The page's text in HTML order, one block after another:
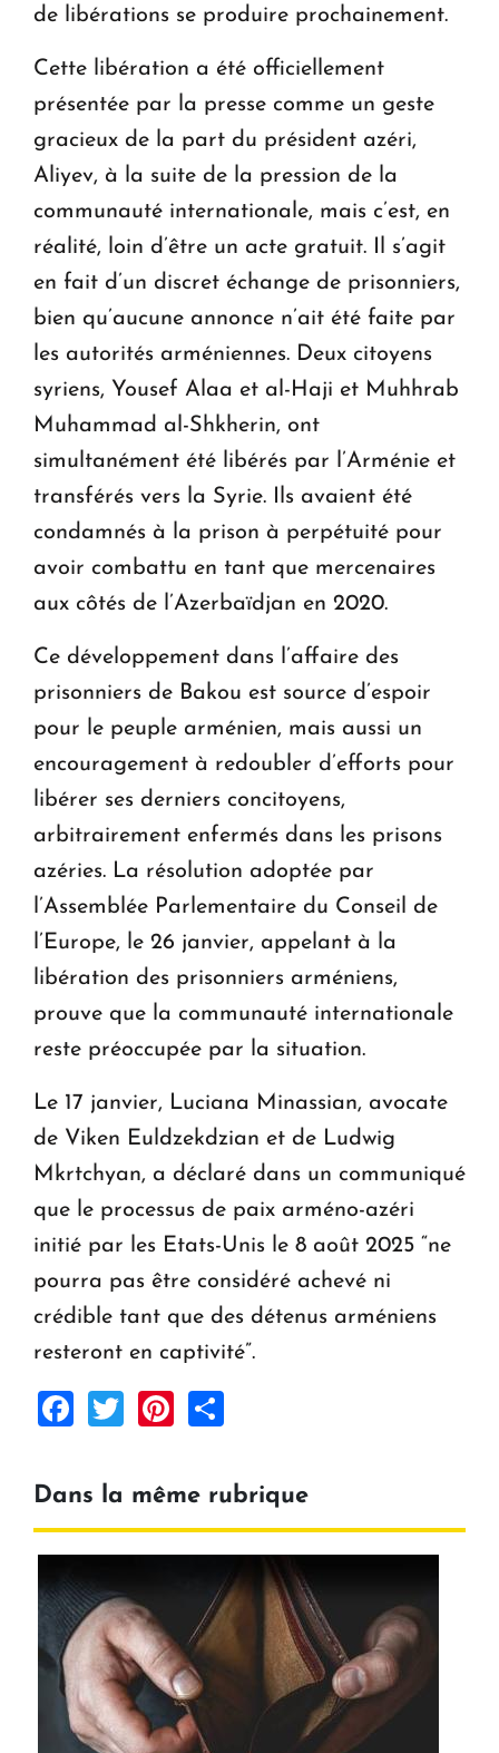
de libérations se produire prochainement.
Cette libération a été officiellement
présentée par la presse comme un geste
gracieux de la part du président azéri,
Aliyev, à la suite de la pression de la
communauté internationale, mais c’est, en
réalité, loin d’être un acte gratuit. Il s’agit
en fait d’un discret échange de prisonniers,
bien qu’aucune annonce n’ait été faite par
les autorités arméniennes. Deux citoyens
syriens, Yousef Alaa et al-Haji et Muhhrab
Muhammad al-Shkherin, ont
simultanément été libérés par l’Arménie et
transférés vers la Syrie. Ils avaient été
condamnés à la prison à perpétuité pour
avoir combattu en tant que mercenaires
aux côtés de l’Azerbaïdjan en 2020.
Ce développement dans l’affaire des
prisonniers de Bakou est source d’espoir
pour le peuple arménien, mais aussi un
encouragement à redoubler d’efforts pour
libérer ses derniers concitoyens,
arbitrairement enfermés dans les prisons
azéries. La résolution adoptée par
l’Assemblée Parlementaire du Conseil de
l’Europe, le 26 janvier, appelant à la
libération des prisonniers arméniens,
prouve que la communauté internationale
reste préoccupée par la situation.
Le 17 janvier, Luciana Minassian, avocate
de Viken Euldzekdzian et de Ludwig
Mkrtchyan, a déclaré dans un communiqué
que le processus de paix arméno-azéri
initié par les Etats-Unis le 8 août 2025 “ne
pourra pas être considéré achevé ni
crédible tant que des détenus arméniens
resteront en captivité”.
Facebook
TwitterPinterest
Dans la même rubrique